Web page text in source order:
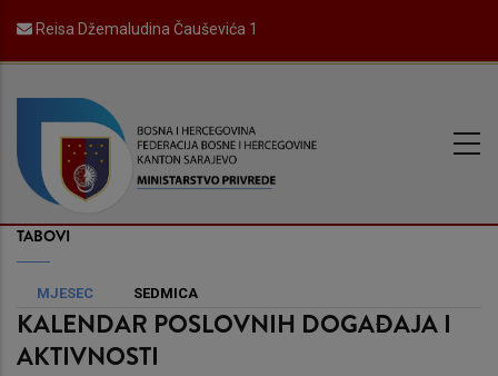
main
content
Reisa Džemaludina Čauševića 1
TABOVI
PRIMARNI
TABOVI
MJESEC SEDMICA
KALENDAR POSLOVNIH DOGAĐAJA I
AKTIVNOSTI